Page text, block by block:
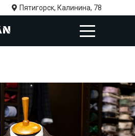
Пятигорск, Калинина, 78